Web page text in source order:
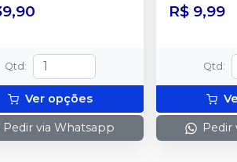
Qtd :
Ver opções
Pedir via Whatsapp
R$ 9,99
Qtd :
Pedir